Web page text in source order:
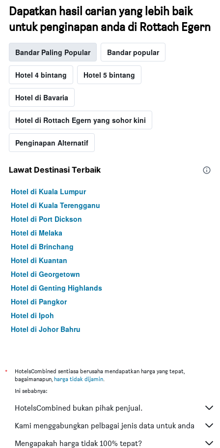
Dapatkan hasil carian yang lebih baik
untuk penginapan anda di Rottach Egern
Bandar Paling Popular Bandar popular
Hotel 4 bintang Hotel 5 bintang
Hotel di Bavaria
Hotel di Rottach Egern yang sohor kini
Penginapan Alternatif
Lawat Destinasi Terbaik
Hotel di Kuala Lumpur
Hotel di Kuala Terengganu
Hotel di Port Dickson
Hotel di Melaka
Hotel di Brinchang
Hotel di Kuantan
Hotel di Georgetown
Hotel di Genting Highlands
Hotel di Pangkor
Hotel di Ipoh
Hotel di Johor Bahru
Hotel di Kuching
Hotel di Tokyo
Hotel di Bangkok
Hotel di Putrajaya
Hotel di Shah Alam
*
HotelsCombined sentiasa berusaha mendapatkan harga yang tepat,
bagaimanapun, harga tidak dijamin.
Ini sebabnya:
HotelsCombined bukan pihak penjual.
Kami menggabungkan pelbagai jenis data untuk anda
Mengapakah harga tidak 100% tepat?